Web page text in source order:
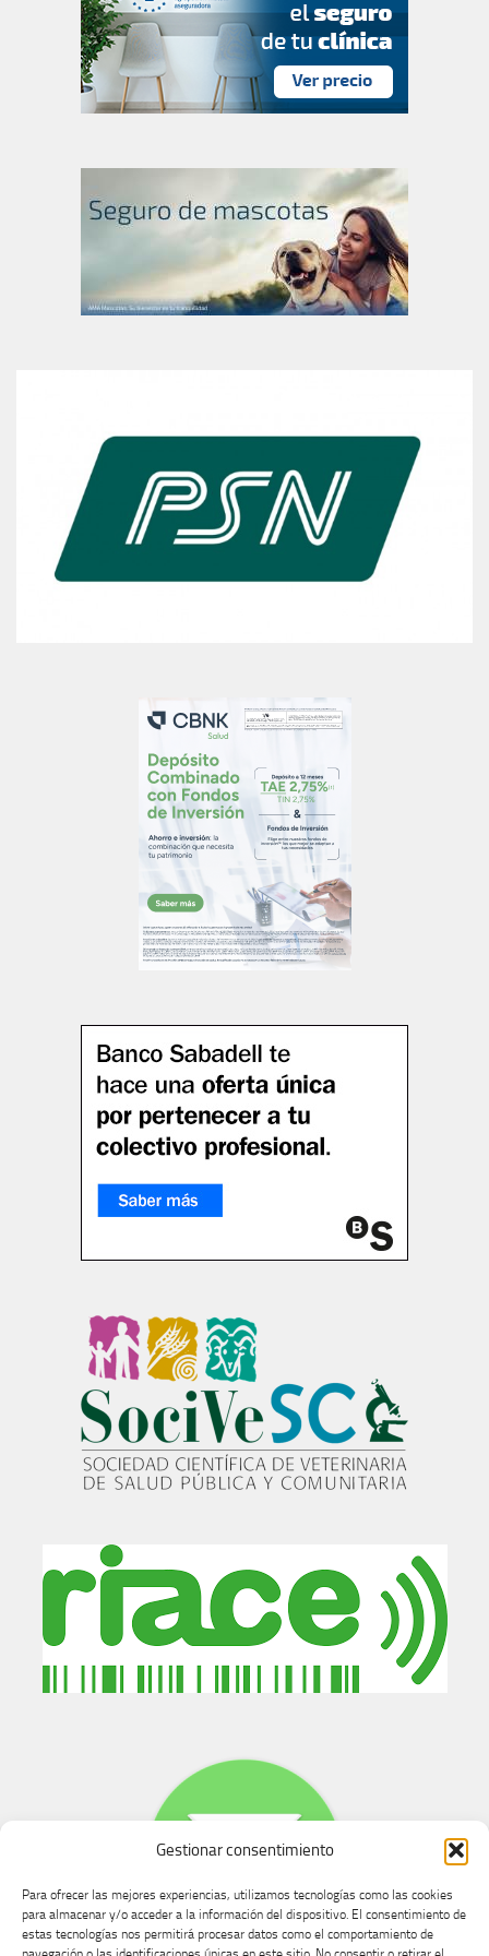
Gestionar consentimiento
Para ofrecer las mejores experiencias, utilizamos tecnologías como las cookies
para almacenar y/o acceder a la información del dispositivo. El consentimiento de
estas tecnologías nos permitirá procesar datos como el comportamiento de